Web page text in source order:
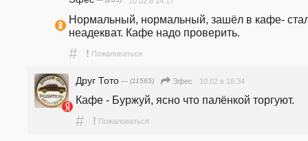
Нормальный, нормальный, зашёл в кафе-
неадекват. Кафе надо проверить.
# ! Пожаловаться
Друг Тото — (11565) Эфес 10.02 в 16:34
Кафе - Буржуй, ясно что палёнкой торгуют.
# ! Пожаловаться